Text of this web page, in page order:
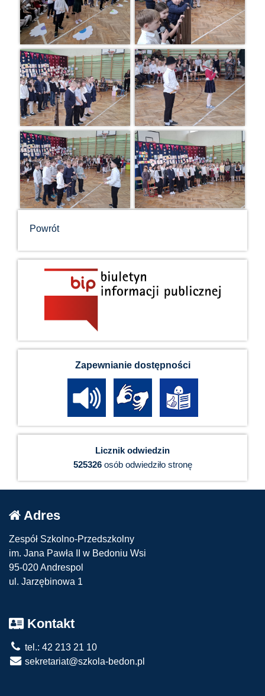
Powrót
Zapewnianie dostępności
Licznik odwiedzin
525326osób odwiedziło stronę
Adres
Zespół Szkolno-Przedszkolny
im. Jana Pawła II w Bedoniu Wsi
95-020 Andrespol
ul. Jarzębinowa 1
Kontakt
tel.: 42 213 21 10
sekretariat@szkola-bedon.pl